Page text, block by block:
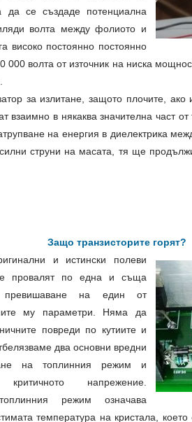
да се създаде потенциална
волта между фолиото и
високо постоянно постоянно
000 волта от източник на ниска
за излитане, защото плочите,
взаимно в някаква значителна част
на енергия в диелектрика
струни на масата, тя ще
Защо транзисторите горят?
и истински полеви
провалят по една и съща
на един от
му параметри. Няма да
повреди по кутиите и
два основни вредни
на топлинния режим и
напрежение.
режим означава
температура на кристала,